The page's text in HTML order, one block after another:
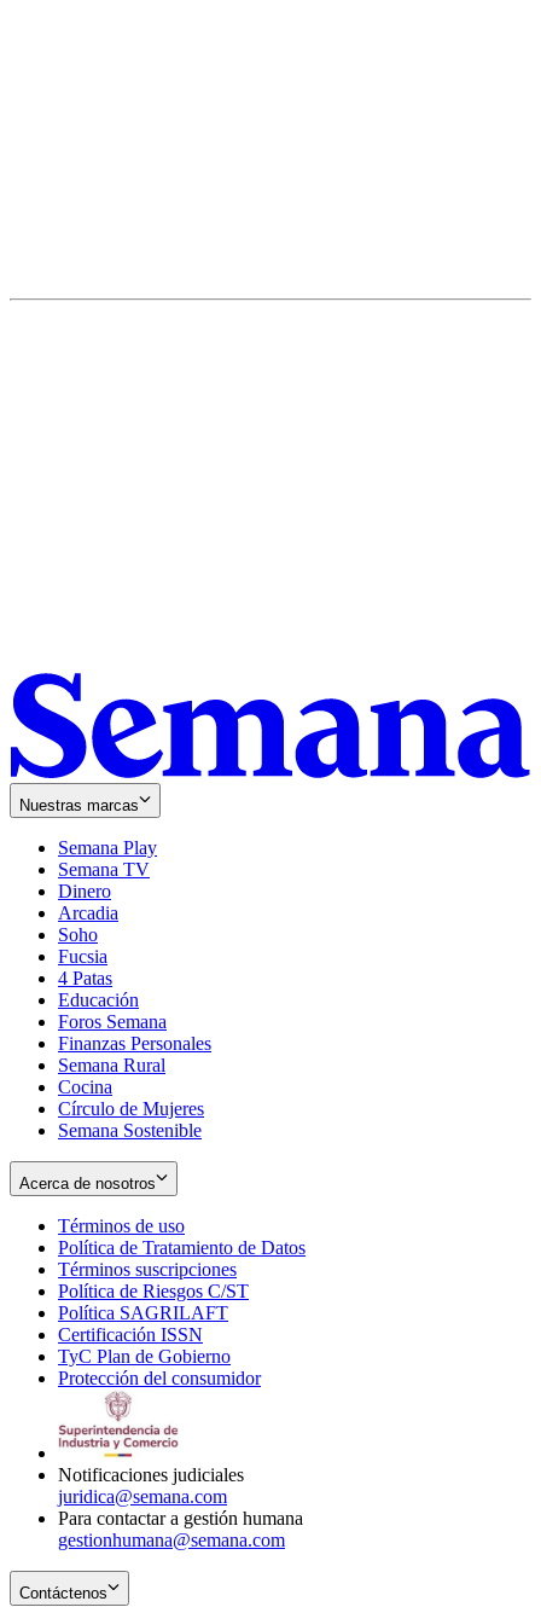
Nuestras marcas
Semana Play
Semana TV
Dinero
Arcadia
Soho
in
new
window
Fucsia
in
new
window
4 Patas
Educación
Foros Semana
Finanzas Personales
Semana Rural
Cocina
Círculo de Mujeres
Semana Sostenible
Acerca de nosotros
Términos de uso
in
new
window
Política de Tratamiento de Datos
Términos suscripciones
in
Política de Riesgos C/ST
Política SAGRILAFT
new
window
Certificación ISSN
in
new
TyC Plan de Gobierno
in
Protección del consumidorOpens
Notificaciones judiciales
juridica@semana.com
Para contactar a gestión humana
gestionhumana@semana.com
Contáctenos